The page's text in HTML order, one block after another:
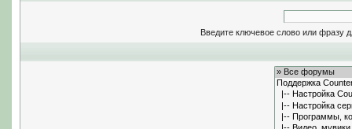
Введите ключевое слово или фразу